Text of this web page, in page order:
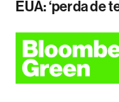
EUA: ‘perda de